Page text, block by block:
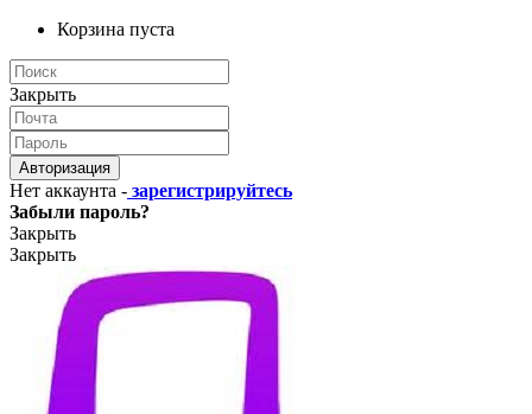
Корзина пуста
Закрыть
Авторизация
Нет аккаунта - зарегистрируйтесь
Забыли пароль?
Закрыть
Закрыть